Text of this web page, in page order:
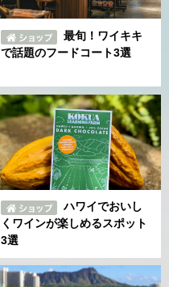
最旬！ワイキキ
で話題のフードコート3選
ハワイでおいし
くワインが楽しめるスポット
3選